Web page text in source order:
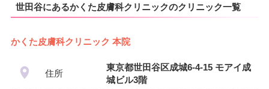
世田谷にあるかくた皮膚科クリニックのクリニック一覧
かくた皮膚科クリニック 本院
住所
東京都世田谷区成城6-4-15 モアイ成
城ビル3階